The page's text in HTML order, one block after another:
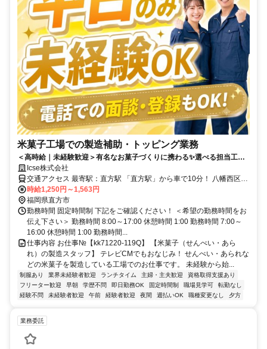
米菓子工場での製造補助・トッピング業務
＜高時給｜未経験歓迎＞有名なお菓子づくりに携わる✨選べる担当工程
＆手作業中心◎
Icse株式会社
交通アクセス 最寄駅：直方駅 「直方駅」から車で10分！ 八幡西区・
宗像市・直方市・鞍手郡・飯塚市・中間市・田川市から通勤してる方
多数いらっしゃいます♪ 無料の駐車場・無料の駐輪場を完備。 車での
通勤をご希望の方バイク・自転車通勤をご希望の方もちろん歓迎で
す。
時給1,250円～1,563円
福岡県直方市
勤務時間 固定時間制 下記をご確認ください！ ＜希望の勤務時間をお
伝え下さい＞ 勤務時間 8:00～17:00 休憩時間 1:00 勤務時間 7:00～
16:00 休憩時間 1:00 勤務時間...
仕事内容 お仕事№【kk71220-119Q】 【米菓子（せんべい・あら
れ）の製造スタッフ】 テレビCMでもおなじみ！ せんべい・あられな
どの米菓子を製造している工場でのお仕事です。 未経験から始...
制服あり 業界未経験者歓迎 ランチタイム 主婦・主夫歓迎
資格取得支援あり
フリーター歓迎
早朝 学歴不問 即日勤務OK 固定時間制 職場見学可
転勤なし
経験不問
未経験者歓迎 午前 経験者歓迎 夜間 週払いOK 職種変更なし 夕方
業務委託